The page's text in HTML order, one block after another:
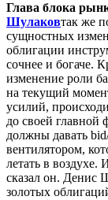
Глава блока
Шулаковтак же
сущностных
облигации
сочнее и богаче.
изменение роли
на текущий
усилий,
до своей
должны давать
вентилятором,
летать в воздухе.
сказал он. Денис
золотых